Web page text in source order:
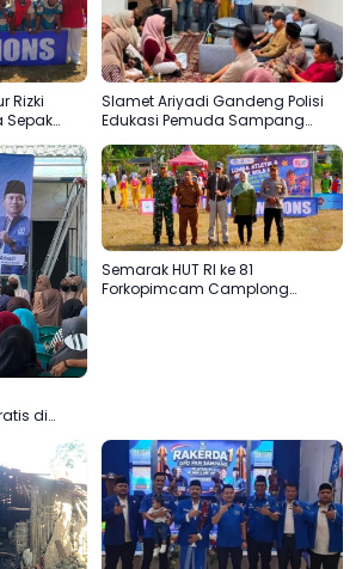
Rizki
Sepak
Slamet Ariyadi Gandeng Polisi
Edukasi Pemuda Sampang
di
PAN
Semarak HUT RI ke 81
Forkopimcam Camplong